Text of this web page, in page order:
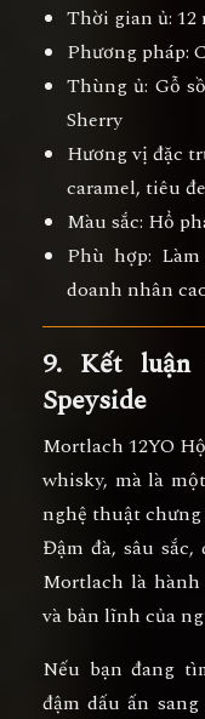
Thời gian ủ: 12
Phương pháp:
Thùng ủ: Gỗ
Sherry
Hương vị đặc
caramel, tiêu
Màu sắc: Hổ
Phù hợp:
doanh nhân
9. Kết
Speyside
Mortlach 12YO
whisky, mà là
nghệ thuật chưng
Đậm đà, sâu
Mortlach là
và bản lĩnh của
Nếu bạn đang
đậm dấu ấn